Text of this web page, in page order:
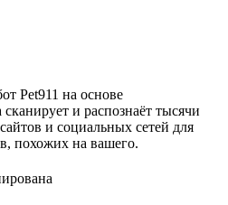
Pet911 на основе
и распознаёт тысячи
и социальных сетей для
похожих на вашего.